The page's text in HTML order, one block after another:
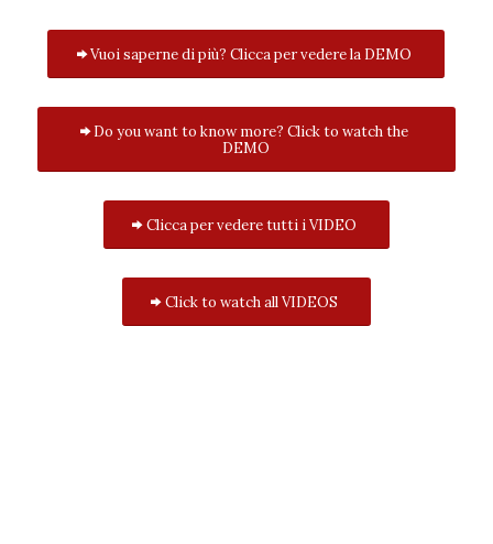
Vuoi saperne di più? Clicca per vedere la DEMO
Do you want to know more? Click to watch the
DEMO
Clicca per vedere tutti i VIDEO
Click to watch all VIDEOS